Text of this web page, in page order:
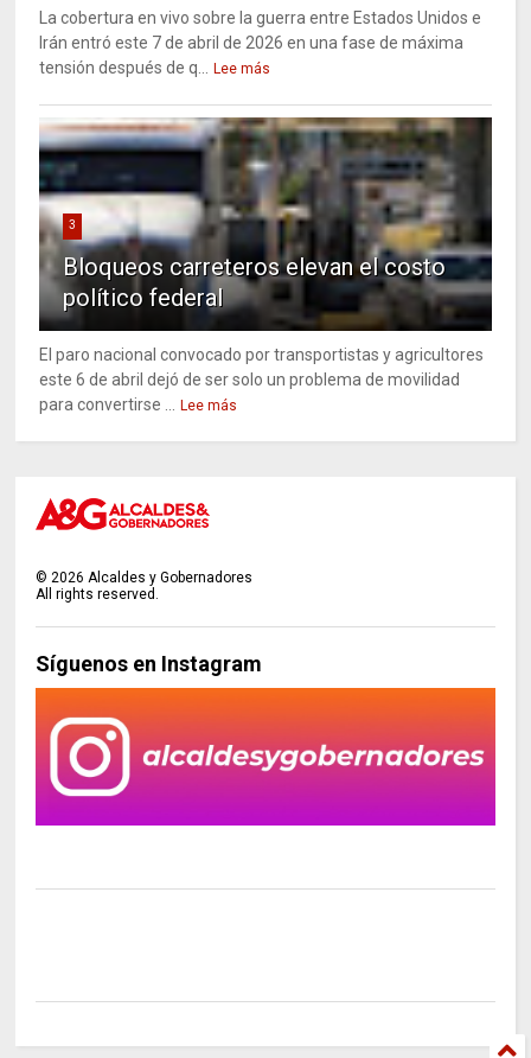
La cobertura en vivo sobre la guerra entre Estados Unidos e
Irán entró este 7 de abril de 2026 en una fase de máxima
tensión después de q... Lee más
3
Bloqueos carreteros elevan el costo
político federal
El paro nacional convocado por transportistas y agricultores
este 6 de abril dejó de ser solo un problema de movilidad
para convertirse ... Lee más
©2026 Alcaldes y Gobernadores
All rights reserved.
Síguenos en Instagram